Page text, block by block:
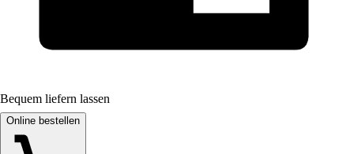
Bequem liefern lassen
Online bestellen